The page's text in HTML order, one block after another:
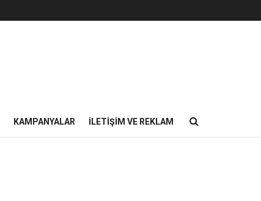
KAMPANYALAR İLETIŞIM VE REKLAM